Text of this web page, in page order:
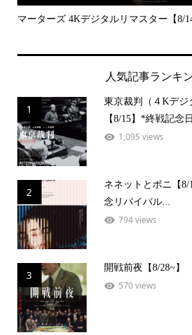
マーターズ 4Kデジタルリマスター【8/
人気記事ランキ
1
東京裁判（４Kデジ
【8/15】*終戦記念
1,095 views
2
ネネットとボニ【
念リバイバル...
794 views
3
開戦前夜【8/28~】
570 views